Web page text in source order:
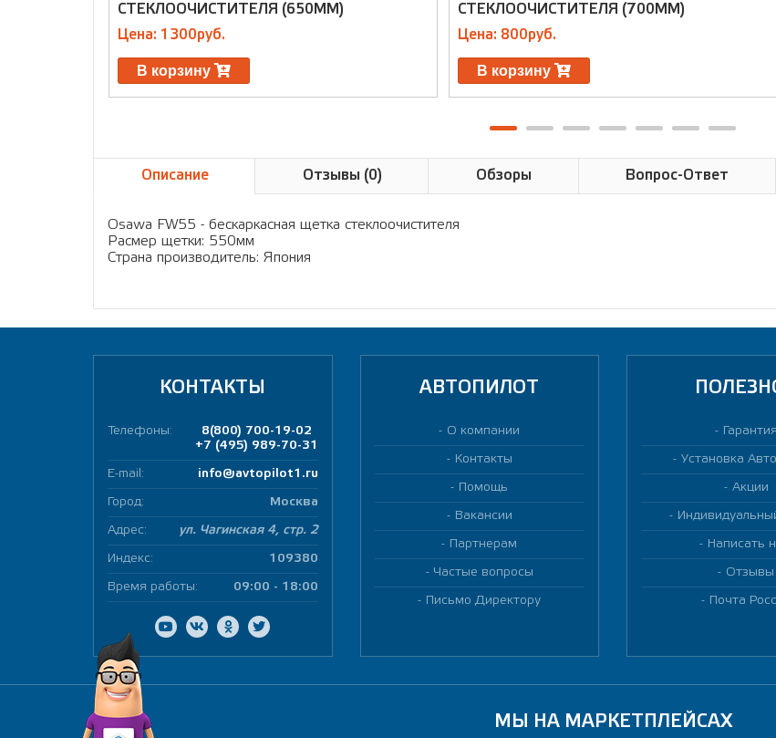
СТЕКЛООЧИСТИТЕЛЯ (650ММ)
Цена: 1300руб.
В корзину
СТЕКЛООЧИСТИТЕЛЯ (700ММ)
Цена: 800руб.
В корзину
Описание Отзывы (0) Обзоры Вопрос-Ответ
Osawa FW55 - бескаркасная щетка стеклоочистителя
Расмер щетки: 550мм
Страна производитель: Япония
КОНТАКТЫ
Телефоны:
8(800) 700-19-02
+7 (495) 989-70-31
E-mail: info@avtopilot1.ru
Город: Москва
Адрес: ул. Чагинская 4, стр. 2
Индекс: 109380
Время работы: 09:00 - 18:00
АВТОПИЛОТ
О компании
Контакты
Помощь
Вакансии
Партнерам
Частые вопросы
Письмо Директору
Гарантия
Установка
Акции
Написать
Отзывы
Почта
МЫ НА МАРКЕТПЛЕЙСАХ